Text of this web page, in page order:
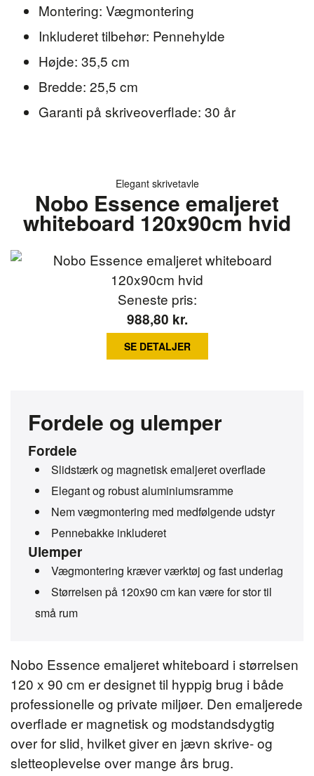
Montering: Vægmontering
Inkluderet tilbehør: Pennehylde
Højde: 35,5 cm
Bredde: 25,5 cm
Garanti på skriveoverflade: 30 år
Elegant skrivetavle
Nobo Essence emaljeret
whiteboard 120x90cm hvid
Nobo Essence emaljeret whiteboard i størrelsen
120 x 90 cm er designet til hyppig brug i både
professionelle og private miljøer. Den emaljerede
overflade er magnetisk og modstandsdygtig
over for slid, hvilket giver en jævn skrive- og
sletteoplevelse over mange års brug.
Fordele og ulemper
Fordele
Slidstærk og magnetisk emaljeret overflade
Elegant og robust aluminiumsramme
Nem vægmontering med medfølgende udstyr
Pennebakke inkluderet
Ulemper
Vægmontering kræver værktøj og fast underlag
Størrelsen på 120x90 cm kan være for stor til
små rum
Seneste pris:
988,80 kr.
SE DETALJER